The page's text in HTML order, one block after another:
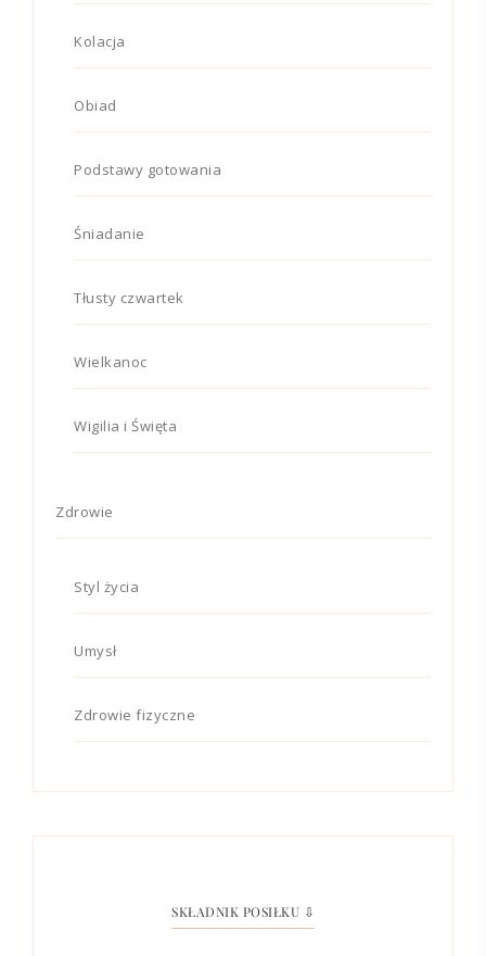
Kolacja
Obiad
Podstawy gotowania
Śniadanie
Tłusty czwartek
Wielkanoc
Wigilia i Święta
Zdrowie
Styl życia
Umysł
Zdrowie fizyczne
SKŁADNIK POSIŁKU ⇩